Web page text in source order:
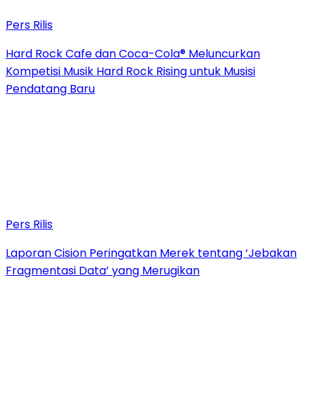
Pers Rilis
Hard Rock Cafe dan Coca-Cola® Meluncurkan
Kompetisi Musik Hard Rock Rising untuk Musisi
Pendatang Baru
Pers Rilis
Laporan Cision Peringatkan Merek tentang ‘Jebakan
Fragmentasi Data’ yang Merugikan